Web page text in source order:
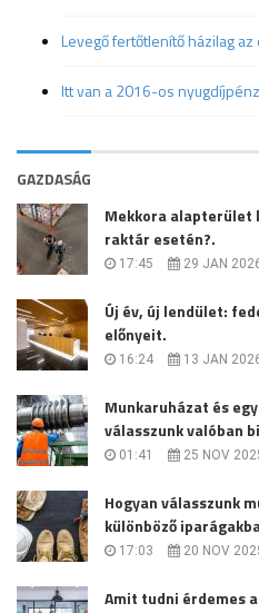
Levegő fertőtlenítő házilag
Itt van a 2016-os
GAZDASÁG
Mekkora alapterület
raktár esetén?.
17:45 29 JAN
Új év, új lendület:
előnyeit.
16:24 13 JAN
Munkaruházat és
válasszunk valóban
01:41 25 NOV
Hogyan válasszunk
különböző
17:03 20 NOV
Amit tudni érdemes